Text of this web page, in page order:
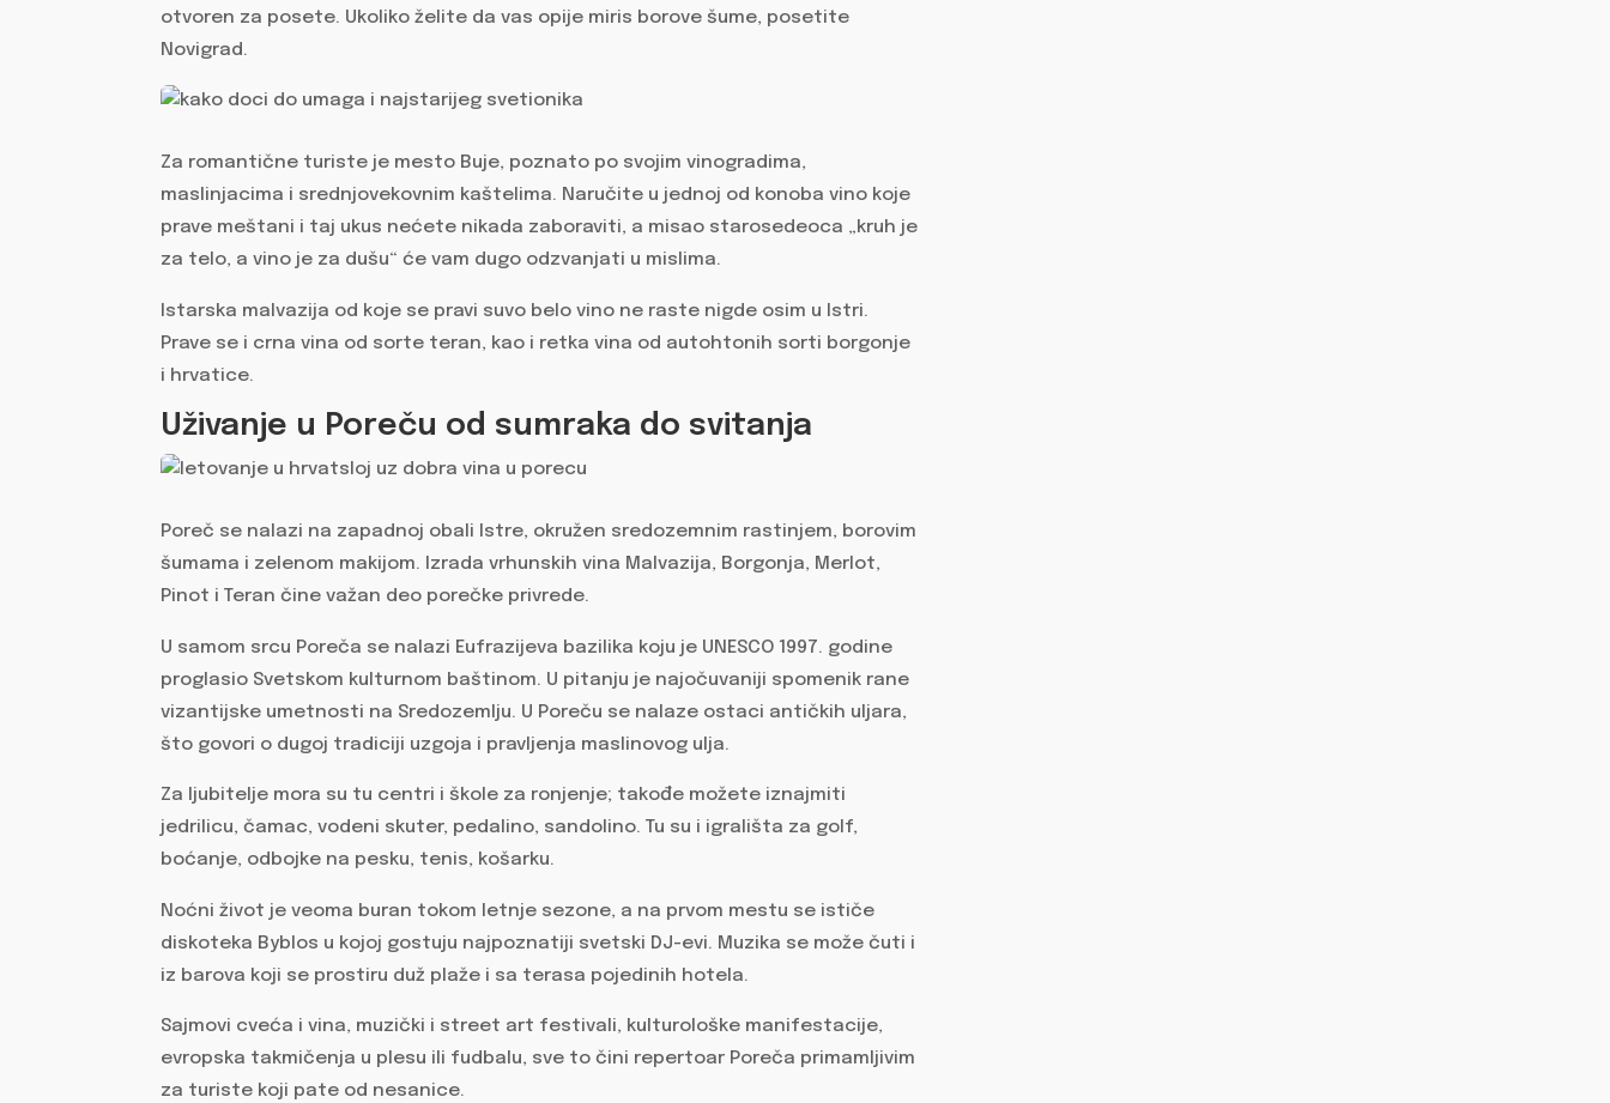
otvoren za posete. Ukoliko želite da vas opije miris borove šume, posetite
Novigrad.
Za romantične turiste je mesto Buje, poznato po svojim vinogradima,
maslinjacima i srednjovekovnim kaštelima. Naručite u jednoj od konoba vino koje
prave meštani i taj ukus nećete nikada zaboraviti, a misao starosedeoca „kruh je
za telo, a vino je za dušu“ će vam dugo odzvanjati u mislima.
Istarska malvazija od koje se pravi suvo belo vino ne raste nigde osim u Istri.
Prave se i crna vina od sorte teran, kao i retka vina od autohtonih sorti borgonje
i hrvatice.
Uživanje u Poreču od sumraka do svitanja
Poreč se nalazi na zapadnoj obali Istre, okružen sredozemnim rastinjem, borovim
šumama i zelenom makijom. Izrada vrhunskih vina Malvazija, Borgonja, Merlot,
Pinot i Teran čine važan deo porečke privrede.
U samom srcu Poreča se nalazi Eufrazijeva bazilika koju je UNESCO 1997. godine
proglasio Svetskom kulturnom baštinom. U pitanju je najočuvaniji spomenik rane
vizantijske umetnosti na Sredozemlju. U Poreču se nalaze ostaci antičkih uljara,
što govori o dugoj tradiciji uzgoja i pravljenja maslinovog ulja.
Za ljubitelje mora su tu centri i škole za ronjenje; takođe možete iznajmiti
jedrilicu, čamac, vodeni skuter, pedalino, sandolino. Tu su i igrališta za golf,
boćanje, odbojke na pesku, tenis, košarku.
Noćni život je veoma buran tokom letnje sezone, a na prvom mestu se ističe
diskoteka Byblos u kojoj gostuju najpoznatiji svetski DJ-evi. Muzika se može čuti i
iz barova koji se prostiru duž plaže i sa terasa pojedinih hotela.
Sajmovi cveća i vina, muzički i street art festivali, kulturološke manifestacije,
evropska takmičenja u plesu ili fudbalu, sve to čini repertoar Poreča primamljivim
za turiste koji pate od nesanice.